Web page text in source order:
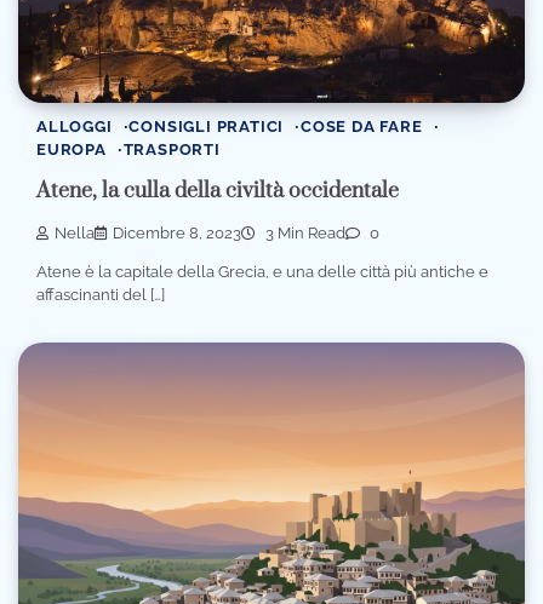
ALLOGGI CONSIGLI PRATICI
COSE DA FARE
EUROPA
TRASPORTI
Atene, la culla della civiltà occidentale
Nella Dicembre 8, 2023 3 Min Read 0
Atene è la capitale della Grecia, e una delle città più antiche e
affascinanti del […]